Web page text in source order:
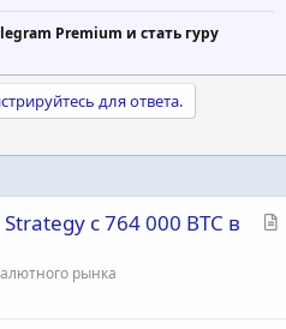
Premium и стать гуру
для ответа.
С
с 764 000 BTC в
рынка